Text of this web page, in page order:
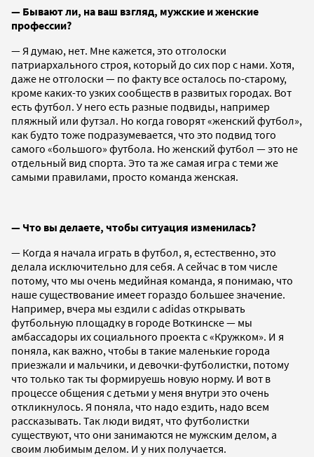
— Бывают ли, на ваш взгляд, мужские и женские
профессии?
— Я думаю, нет. Мне кажется, это отголоски
патриархального строя, который до сих пор с нами. Хотя,
даже не отголоски — по факту все осталось по-старому,
кроме каких-то узких сообществ в развитых городах. Вот
есть футбол. У него есть разные подвиды, например
пляжный или футзал. Но когда говорят «женский футбол»,
как будто тоже подразумевается, что это подвид того
самого «большого» футбола. Но женский футбол — это не
отдельный вид спорта. Это та же самая игра с теми же
самыми правилами, просто команда женская.
— Что вы делаете, чтобы ситуация изменилась?
— Когда я начала играть в футбол, я, естественно, это
делала исключительно для себя. А сейчас в том числе
потому, что мы очень медийная команда, я понимаю, что
наше существование имеет гораздо большее значение.
Например, вчера мы ездили с adidas открывать
футбольную площадку в городе Воткинске — мы
амбассадоры их социального проекта с «Кружком». И я
поняла, как важно, чтобы в такие маленькие города
приезжали и мальчики, и девочки-футболистки, потому
что только так ты формируешь новую норму. И вот в
процессе общения с детьми у меня внутри это очень
откликнулось. Я поняла, что надо ездить, надо всем
рассказывать. Так люди видят, что футболистки
существуют, что они занимаются не мужским делом, а
своим любимым делом. И у них получается.